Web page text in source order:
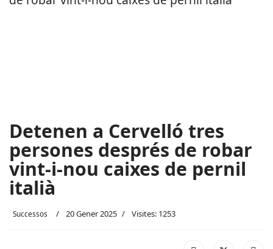
Detenen a Cervelló tres
persones després de robar
vint-i-nou caixes de pernil
italià
Successos 20 Gener 2025 Visites: 1253